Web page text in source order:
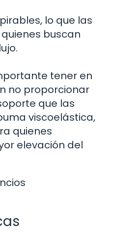
lo que las
buscan
tener en
no proporcionar
que las
viscoelástica,
quienes
elevación del